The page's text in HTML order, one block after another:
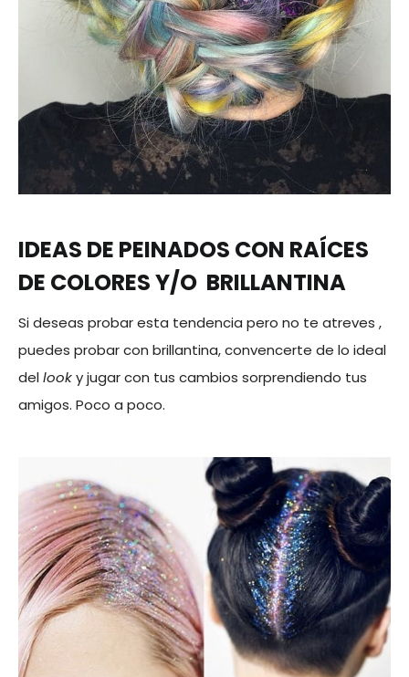
IDEAS DE PEINADOS CON RAÍCES
DE COLORES Y/O BRILLANTINA
Si deseas probar esta tendencia pero no te atreves ,
puedes probar con brillantina, convencerte de lo ideal
dellooky jugar con tus cambios sorprendiendo tus
amigos. Poco a poco.